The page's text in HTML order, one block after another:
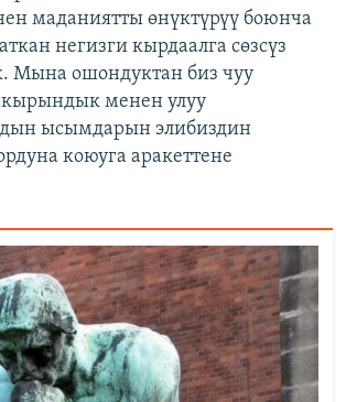
маданиятты өнүктүрүү боюнча
негизги кырдаалга сөзсүз
Мына ошондуктан биз чуу
менен улуу
ысымдарын элибиздин
коюуга аракеттене